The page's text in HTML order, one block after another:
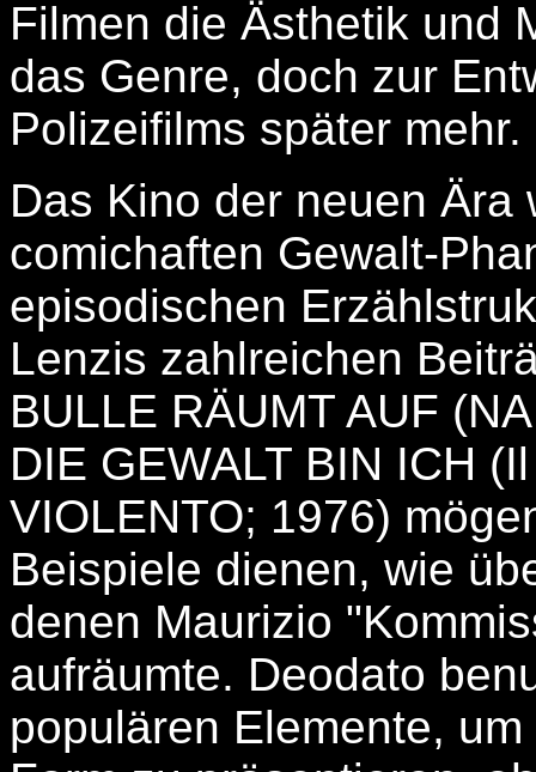
Filmen die Ästhetik und
das Genre, doch zur
Polizeifilms später mehr.
Das Kino der neuen Ära
comichaften Gewalt-
episodischen
Lenzis zahlreichen
BULLE RÄUMT AUF
DIE GEWALT BIN ICH
VIOLENTO; 1976)
Beispiele dienen, wie
denen Maurizio
aufräumte. Deodato
populären Elemente,